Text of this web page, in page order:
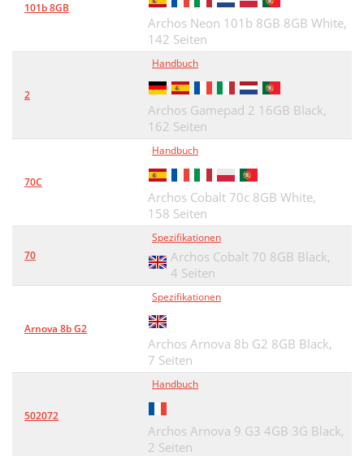
101b 8GB
Archos Neon 101b 8GB 8GB White,
142 Seiten
2
Handbuch
Archos Gamepad 2 16GB Black,
162 Seiten
70C
Handbuch
Archos Cobalt 70c 8GB White,
158 Seiten
70
Spezifikationen
Archos Cobalt 70 8GB Black,
4 Seiten
Arnova 8b G2
Spezifikationen
Archos Arnova 8b G2 8GB Black,
7 Seiten
502072
Handbuch
Archos Arnova 9 G3 4GB 3G Black,
2 Seiten